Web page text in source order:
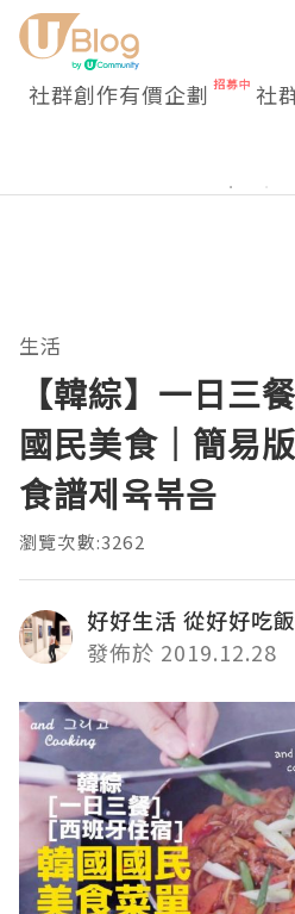
社群創作有價企劃 社
生活
【韓綜】一日三
國民美食｜簡易
食譜제육볶음
瀏覽次數:3262
好好生活 從好好吃
發佈於 2019.12.28